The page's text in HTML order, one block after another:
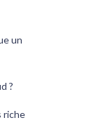
un
?
riche